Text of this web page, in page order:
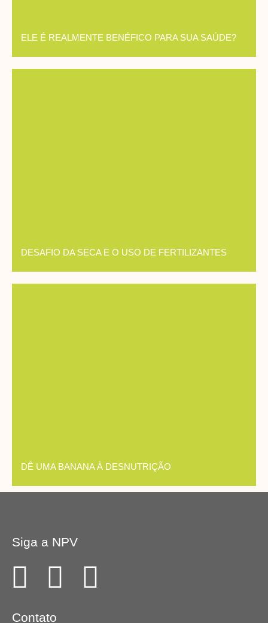
ELE É REALMENTE BENÉFICO PARA SUA SAÚDE?
DESAFIO DA SECA E O USO DE FERTILIZANTES
DÊ UMA BANANA À DESNUTRIÇÃO
Siga a NPV
F
a
I
n
Y
Contato